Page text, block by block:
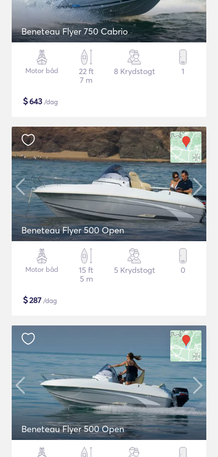
Beneteau Flyer 750 Cabrio
Motor båd
22 ft
7 m
8 Krydstogt 1
$643 /dag
Beneteau Flyer 500 Open
Motor båd
15 ft
5 m
5 Krydstogt 0
$287 /dag
Beneteau Flyer 500 Open